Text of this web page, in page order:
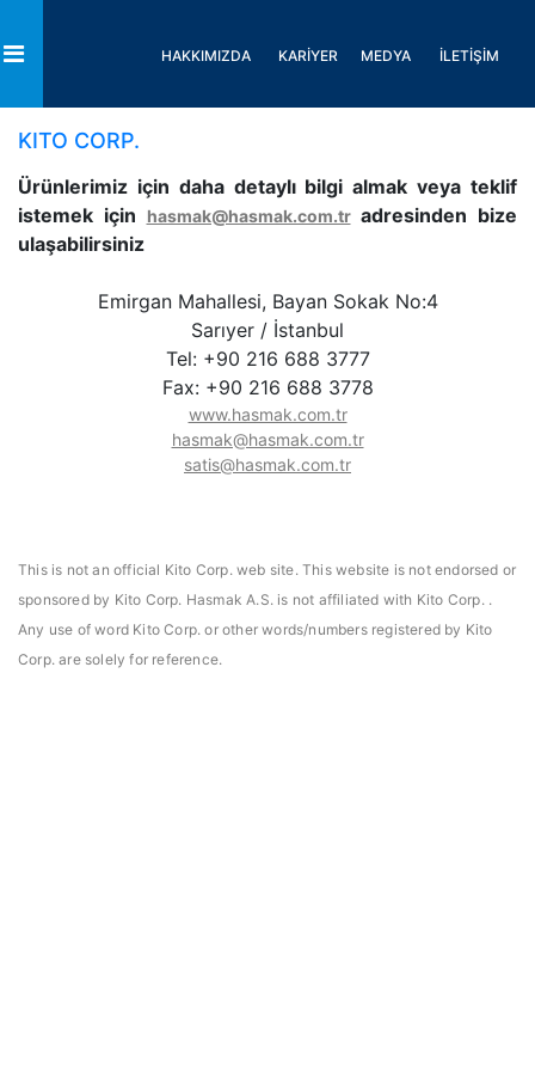
HAKKIMIZDA KARİYER MEDYA İLETİŞİM
KITO CORP.
Ürünlerimiz için daha detaylı bilgi almak veya teklif
istemek için
hasmak@hasmak.com.tradresinden bize
ulaşabilirsiniz
Emirgan Mahallesi, Bayan Sokak No:4
Sarıyer / İstanbul
Tel: +90 216 688 3777
Fax: +90 216 688 3778
www.hasmak.com.tr
hasmak@hasmak.com.tr
satis@hasmak.com.tr
This is not an official Kito Corp. web site. This website is not endorsed or
sponsored by Kito Corp. Hasmak A.S. is not affiliated with Kito Corp. .
Any use of word Kito Corp. or other words/numbers registered by Kito
Corp. are solely for reference.
Toggle